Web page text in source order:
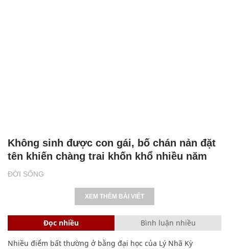
ĐỜI SỐNG
Không sinh được con gái, bố chán nản đặt
tên khiến chàng trai khốn khổ nhiều năm
XEM THÊM BÀI VIẾT
Đọc nhiều Bình luận nhiều
Nhiều điểm bất thường ở bằng đại học của Lý Nhã Kỳ